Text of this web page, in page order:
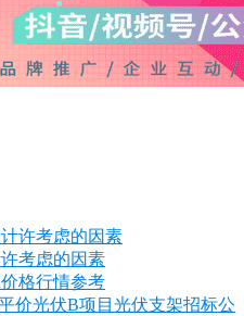
考虑的因素
格行情参考
价光伏B项目光伏支架招标公